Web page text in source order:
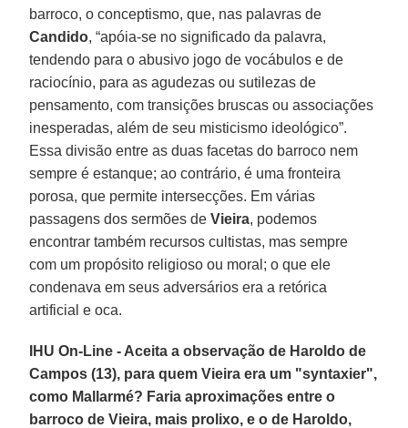
barroco, o conceptismo, que, nas palavras de
Candido, “apóia-se no significado da palavra,
tendendo para o abusivo jogo de vocábulos e de
raciocínio, para as agudezas ou sutilezas de
pensamento, com transições bruscas ou associações
inesperadas, além de seu misticismo ideológico”.
Essa divisão entre as duas facetas do barroco nem
sempre é estanque; ao contrário, é uma fronteira
porosa, que permite intersecções. Em várias
passagens dos sermões deVieira, podemos
encontrar também recursos cultistas, mas sempre
com um propósito religioso ou moral; o que ele
condenava em seus adversários era a retórica
artificial e oca.
IHU On-Line - Aceita a observação de Haroldo de
Campos (13), para quem Vieira era um "syntaxier",
como Mallarmé? Faria aproximações entre o
barroco de Vieira, mais prolixo, e o de Haroldo,